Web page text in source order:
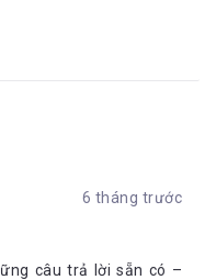
6 tháng trước
câu trả lời sẵn có –